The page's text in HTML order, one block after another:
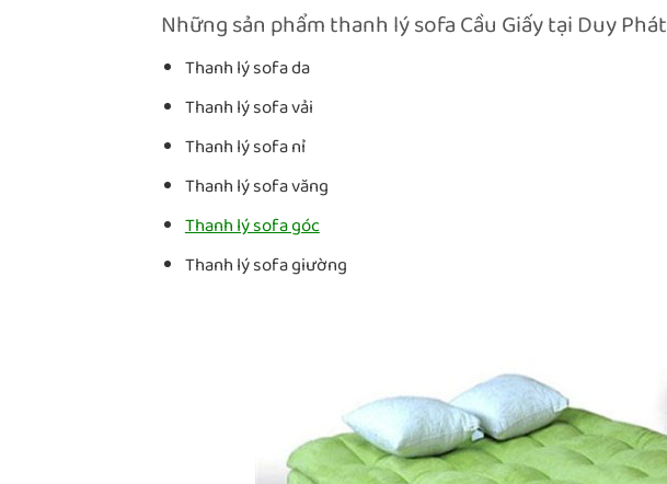
Những sản phẩm thanh lý sofa Cầu Giấy tại Duy Phát
Thanh lý sofa da
Thanh lý sofa vải
Thanh lý sofa nỉ
Thanh lý sofa văng
Thanh lý sofa góc
Thanh lý sofa giường